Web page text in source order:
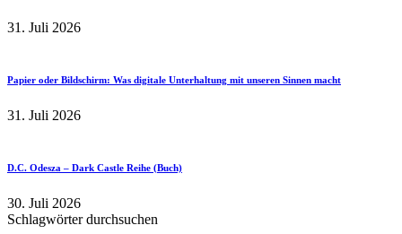
31. Juli 2026
Papier oder Bildschirm: Was digitale Unterhaltung mit unseren Sinnen macht
31. Juli 2026
D.C. Odesza – Dark Castle Reihe (Buch)
30. Juli 2026
Schlagwörter durchsuchen